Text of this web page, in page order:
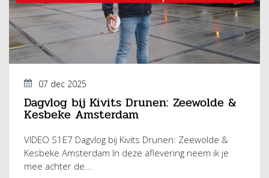
07 dec 2025
Dagvlog bij Kivits Drunen: Zeewolde &
Kesbeke Amsterdam
VIDEO S1E7 Dagvlog bij Kivits Drunen: Zeewolde &
Kesbeke Amsterdam In deze aflevering neem ik je
mee achter de...